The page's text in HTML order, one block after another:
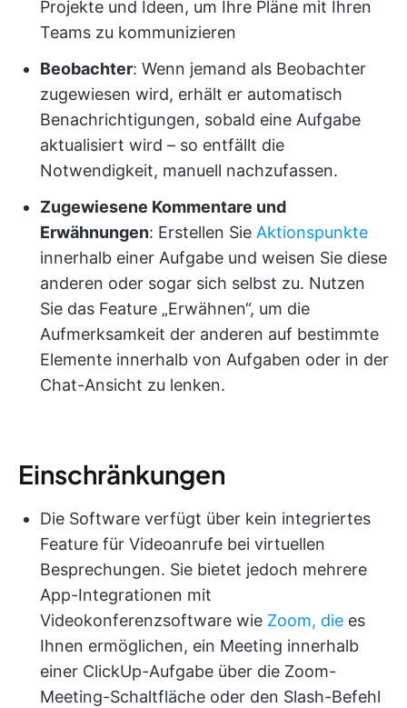
Projekte und Ideen, um Ihre Pläne mit Ihren
Teams zu kommunizieren
Beobachter: Wenn jemand als Beobachter
zugewiesen wird, erhält er automatisch
Benachrichtigungen, sobald eine Aufgabe
aktualisiert wird – so entfällt die
Notwendigkeit, manuell nachzufassen.
Zugewiesene Kommentare und
Erwähnungen: Erstellen Sie Aktionspunkte
innerhalb einer Aufgabe und weisen Sie diese
anderen oder sogar sich selbst zu. Nutzen
Sie das Feature „Erwähnen“, um die
Aufmerksamkeit der anderen auf bestimmte
Elemente innerhalb von Aufgaben oder in der
Chat-Ansicht zu lenken.
Einschränkungen
Die Software verfügt über kein integriertes
Feature für Videoanrufe bei virtuellen
Besprechungen. Sie bietet jedoch mehrere
App-Integrationen mit
Videokonferenzsoftware wie Zoom, die es
Ihnen ermöglichen, ein Meeting innerhalb
einer ClickUp-Aufgabe über die Zoom-
Meeting-Schaltfläche oder den Slash-Befehl